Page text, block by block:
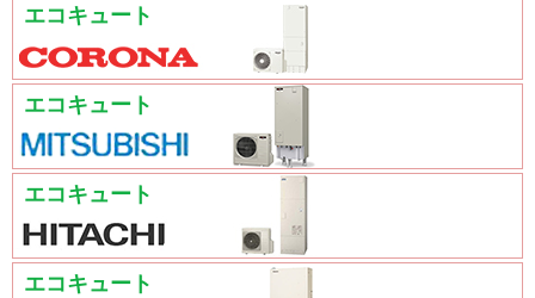
エコキュート
エコキュート
エコキュート
エコキュート